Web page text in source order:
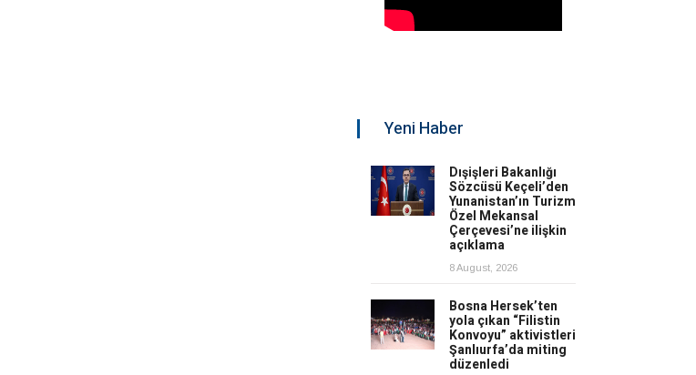
Yeni Haber
Dışişleri Bakanlığı
Sözcüsü Keçeli’den
Yunanistan’ın Turizm
Özel Mekansal
Çerçevesi’ne ilişkin
açıklama
8 August, 2026
Bosna Hersek’ten
yola çıkan “Filistin
Konvoyu” aktivistleri
Şanlıurfa’da miting
düzenledi